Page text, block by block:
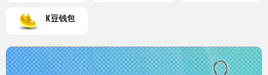
K豆钱包